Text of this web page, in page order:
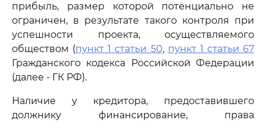
прибыль, размер которой потенциально не
ограничен, в результате такого контроля при
успешности проекта, осуществляемого
обществом (пункт 1 статьи 50, пункт 1 статьи 67
Гражданского кодекса Российской Федерации
(далее - ГК РФ).
Наличие у кредитора, предоставившего
должнику финансирование, права